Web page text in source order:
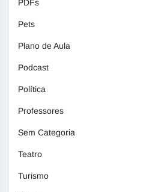
PDFs
Pets
Plano de Aula
Podcast
Política
Professores
Sem Categoria
Teatro
Turismo